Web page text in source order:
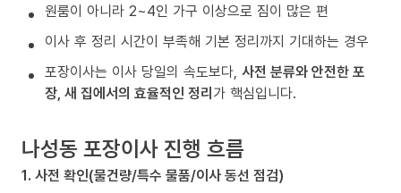
원룸이 아니라 2~4인 가구 이상으로 짐이 많은 편
이사 후 정리 시간이 부족해 기본 정리까지 기대하는 경우
포장이사는 이사 당일의 속도보다, 사전 분류와 안전한 포
장, 새 집에서의 효율적인 정리가 핵심입니다.
나성동 포장이사 진행 흐름
1. 사전 확인(물건량/특수 물품/이사 동선 점검)